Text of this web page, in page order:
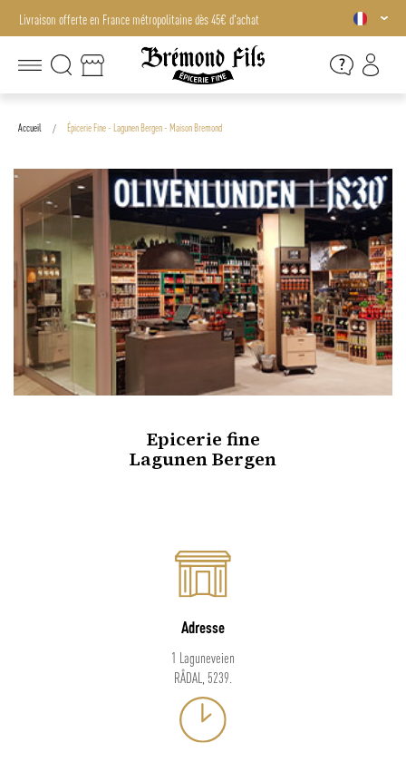
Livraison offerte en France métropolitaine dès 45€ d'achat
Livraison offerte en France métropolitaine dès 45€ d'achat
Accueil Épicerie Fine - Lagunen Bergen - Maison Bremond
Epicerie fine
Lagunen Bergen
Adresse
1 Laguneveien
RÅDAL, 5239.